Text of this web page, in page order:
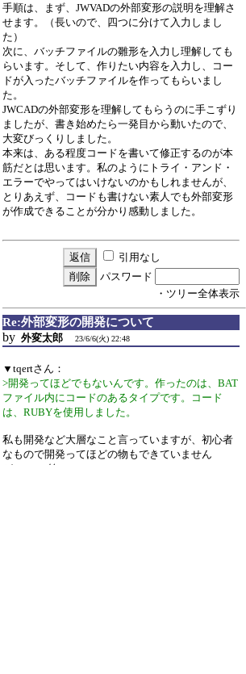
手順は、まず、JWVADの外部変形の説明を理解さ
せます。（長いので、四つに分けて入力しまし
た）
次に、バッチファイルの雛形を入力し理解しても
らいます。そして、作りたい内容を入力し、コー
ドが入ったバッチファイルを作ってもらいまし
た。
JWCADの外部変形を理解してもらうのに手こずり
ましたが、書き始めたら一発目から動いたので、
大変びっくりしました。
本来は、ある程度コードを書いて修正するのが本
筋だとは思います。私のようにトライ・アンド・
エラーでやってはいけないのかもしれませんが、
とりあえず、コードも書けない素人でも外部変形
が作成できることが分かり感動しました。
引用なし
パスワード
・ツリー全体表示
Re:外部変形の開発について
by 外変太郎 23/6/6(火) 22:48
▼tqertさん：
>開発ってほどでもないんです。作ったのは、BAT
ファイル内にコードのあるタイプです。コード
は、RUBYを使用しました。
私も開発など大層なこと言っていますが、初心者
なもので開発ってほどの物もできていません
が・・・(笑)